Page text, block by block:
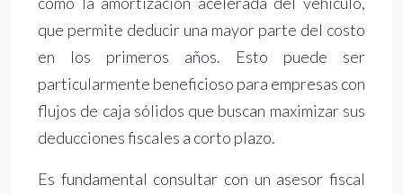
que permite deducir una mayor parte del costo
en los primeros años. Esto puede ser
particularmente beneficioso para empresas con
flujos de caja sólidos que buscan maximizar sus
deducciones fiscales a corto plazo.
Es fundamental consultar con un asesor fiscal